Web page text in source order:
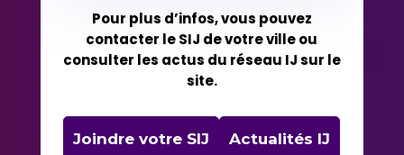
Pour plus d’infos, vous pouvez
contacter le SIJ de votre ville ou
consulter les actus du réseau IJ sur le
site.
Joindre votre SIJ Actualités IJ